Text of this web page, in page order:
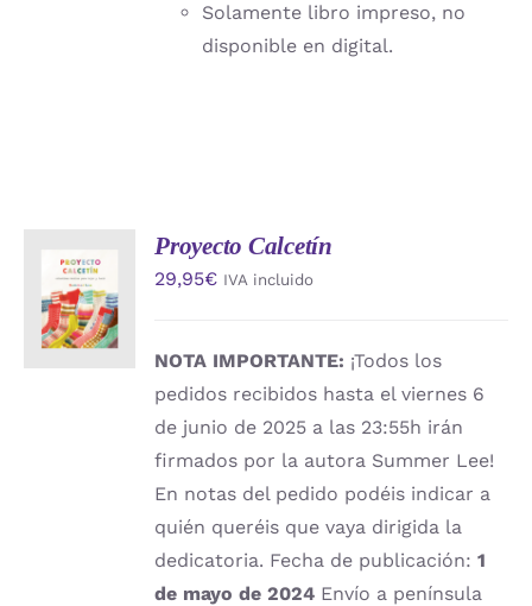
Solamente libro impreso, no
disponible en digital.
AÑADIR
AL
CARRITO
/
DETALLES
Proyecto Calcetín
29,95€ IVA incluido
NOTA IMPORTANTE: ¡Todos los
pedidos recibidos hasta el viernes 6
de junio de 2025 a las 23:55h irán
firmados por la autora Summer Lee!
En notas del pedido podéis indicar a
quién queréis que vaya dirigida la
dedicatoria. Fecha de publicación:1
de mayo de 2024 Envío a península